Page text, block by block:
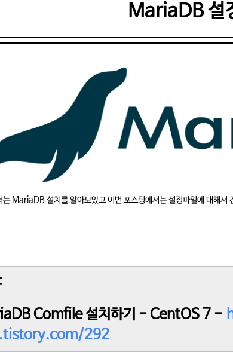
MariaDB 설
는 MariaDB 설치를 알아보았고 이번 포스팅에서는 설정파일에 대해서
Comfile 설치하기 - CentOS 7 -
292